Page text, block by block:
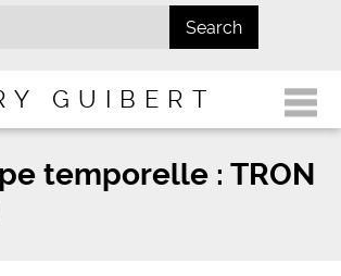
GUIBERT
temporelle : TRON